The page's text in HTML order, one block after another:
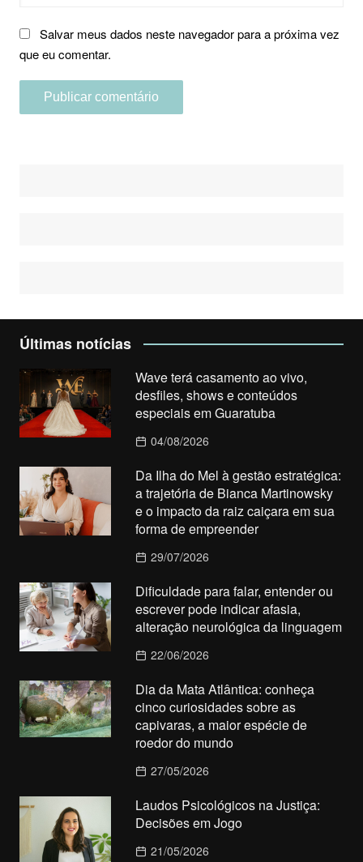
Salvar meus dados neste navegador para a próxima vez
que eu comentar.
Últimas notícias
Wave terá casamento ao vivo,
desfiles, shows e conteúdos
especiais em Guaratuba
04/08/2026
Da Ilha do Mel à gestão estratégica:
a trajetória de Bianca Martinowsky
e o impacto da raiz caiçara em sua
forma de empreender
29/07/2026
Dificuldade para falar, entender ou
escrever pode indicar afasia,
alteração neurológica da linguagem
22/06/2026
Dia da Mata Atlântica: conheça
cinco curiosidades sobre as
capivaras, a maior espécie de
roedor do mundo
27/05/2026
Laudos Psicológicos na Justiça:
Decisões em Jogo
21/05/2026